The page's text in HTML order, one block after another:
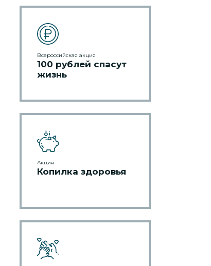
Всероссийская акция
100 рублей спасут
жизнь
Акция
Копилка здоровья